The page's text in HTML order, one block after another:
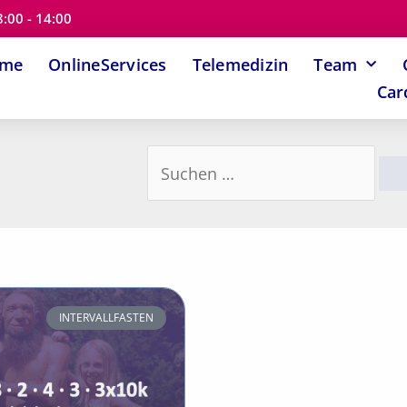
- 14:00
OnlineServices Telemedizin Team
nach:
INTERVALLFASTEN